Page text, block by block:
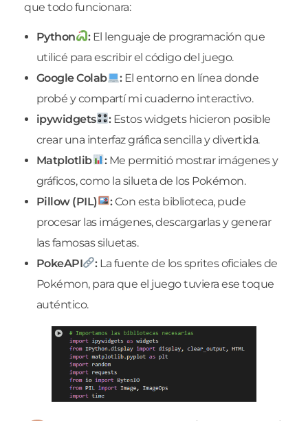
que todo funcionara:
Python :El lenguaje de programación que
utilicé para escribir el código del juego.
Google Colab
:El entorno en línea donde
probé y compartí mi cuaderno interactivo.
ipywidgets
:Estos widgets hicieron posible
crear una interfaz gráfica sencilla y divertida.
Matplotlib
:Me permitió mostrar imágenes y
gráficos, como la silueta de los Pokémon.
Pillow (PIL)
:Con esta biblioteca, pude
procesar las imágenes, descargarlas y generar
las famosas siluetas.
PokeAPI
:La fuente de los sprites oficiales de
Pokémon, para que el juego tuviera ese toque
auténtico.